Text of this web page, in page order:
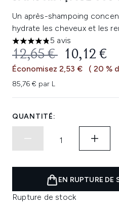
Un après-shampoing
hydrate les cheveux et les
4.8 étoiles sur un maximum
5 avis
PRIX DE VENTE :
12,65 € PRIX
10,12 €
Économisez 2,53 € ( 20 %
85,76 € par L
QUANTITÉ:
EN RUPTURE DE
Rupture de stock